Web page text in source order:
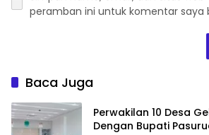
peramban ini untuk komentar saya
Baca Juga
Perwakilan 10 Desa
Dengan Bupati